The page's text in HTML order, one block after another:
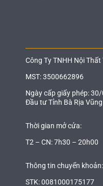
Công Ty TNHH Nội Thất
MST: 3500662896
Ngày cấp giấy phép:
Đầu tư Tỉnh Bà Rịa Vũng
Thời gian mở cửa:
T2 – CN: 7h30 – 20h00
Thông tin chuyển khoản:
STK: 0081000175177